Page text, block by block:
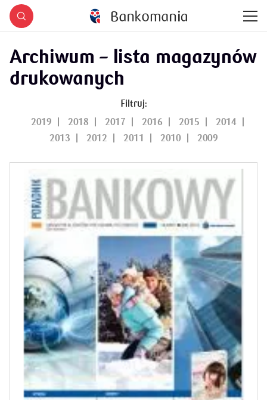
Archiwum – lista magazynów
drukowanych
Filtruj:
2019
2018 2017 2016 2015
2014
2013
2012 2011 2010 2009